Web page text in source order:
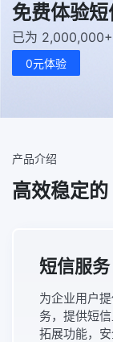
免费体验
已为
0元体验
产品介绍
高效稳定
短信服务
为企业用户
务，提供短
拓展功能，安